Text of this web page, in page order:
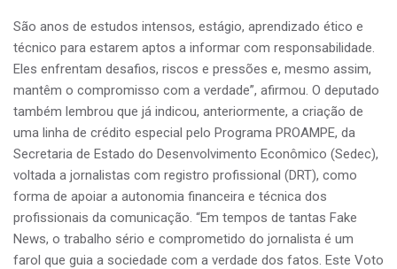
São anos de estudos intensos, estágio, aprendizado ético e
técnico para estarem aptos a informar com responsabilidade.
Eles enfrentam desafios, riscos e pressões e, mesmo assim,
mantêm o compromisso com a verdade”, afirmou. O deputado
também lembrou que já indicou, anteriormente, a criação de
uma linha de crédito especial pelo Programa PROAMPE, da
Secretaria de Estado do Desenvolvimento Econômico (Sedec),
voltada a jornalistas com registro profissional (DRT), como
forma de apoiar a autonomia financeira e técnica dos
profissionais da comunicação. “Em tempos de tantas Fake
News, o trabalho sério e comprometido do jornalista é um
farol que guia a sociedade com a verdade dos fatos. Este Voto